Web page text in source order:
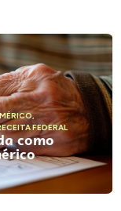
,
FEDERAL
como